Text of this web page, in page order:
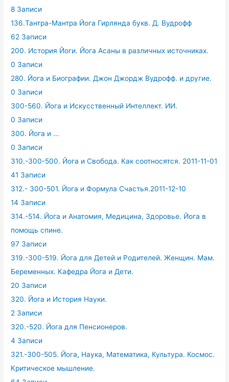
8 Записи
136.Тантра-Мантра Йога Гирлянда букв. Д. Вудрофф
62 Записи
200. История Йоги. Йога Асаны в различных источниках.
0 Записи
280. Йога и Биографии. Джон Джордж Вудрофф. и другие.
0 Записи
300-560. Йога и Искусственный Интеллект. ИИ.
0 Записи
300. Йога и ...
0 Записи
310.-300-500. Йога и Свобода. Как соотносятся. 2011-11-01
41 Записи
312.- 300-501. Йога и Формула Счастья.2011-12-10
14 Записи
314.-514. Йога и Анатомия, Медицина, Здоровье. Йога в
помощь спине.
97 Записи
319.-300-519. Йога для Детей и Родителей. Женщин. Мам.
Беременных. Кафедра Йога и Дети.
20 Записи
320. Йога и История Науки.
2 Записи
320.-520. Йога для Пенсионеров.
4 Записи
321.-300-505. Йога, Наука, Математика, Культура. Космос.
Критическое мышление.